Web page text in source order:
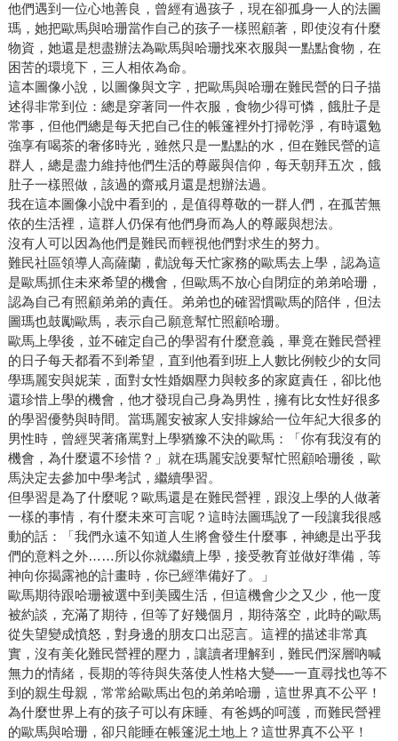
他們遇到一位心地善良，曾經有過孩子，現在卻孤身一人的法圖
瑪，她把歐馬與哈珊當作自己的孩子一樣照顧著，即使沒有什麼
物資，她還是想盡辦法為歐馬與哈珊找來衣服與一點點食物，在
困苦的環境下，三人相依為命。
這本圖像小說，以圖像與文字，把歐馬與哈珊在難民營的日子描
述得非常到位：總是穿著同一件衣服，食物少得可憐，餓肚子是
常事，但他們總是每天把自己住的帳篷裡外打掃乾淨，有時還勉
強享有喝茶的奢侈時光，雖然只是一點點的水，但在難民營的這
群人，總是盡力維持他們生活的尊嚴與信仰，每天朝拜五次，餓
肚子一樣照做，該過的齋戒月還是想辦法過。
我在這本圖像小說中看到的，是值得尊敬的一群人們，在孤苦無
依的生活裡，這群人仍保有他們身而為人的尊嚴與想法。
沒有人可以因為他們是難民而輕視他們對求生的努力。
難民社區領導人高薩蘭，勸說每天忙家務的歐馬去上學，認為這
是歐馬抓住未來希望的機會，但歐馬不放心自閉症的弟弟哈珊，
認為自己有照顧弟弟的責任。弟弟也的確習慣歐馬的陪伴，但法
圖瑪也鼓勵歐馬，表示自己願意幫忙照顧哈珊。
歐馬上學後，並不確定自己的學習有什麼意義，畢竟在難民營裡
的日子每天都看不到希望，直到他看到班上人數比例較少的女同
學瑪麗安與妮茉，面對女性婚姻壓力與較多的家庭責任，卻比他
還珍惜上學的機會，他才發現自己身為男性，擁有比女性好很多
的學習優勢與時間。當瑪麗安被家人安排嫁給一位年紀大很多的
男性時，曾經哭著痛罵對上學猶豫不決的歐馬：「你有我沒有的
機會，為什麼還不珍惜？」就在瑪麗安說要幫忙照顧哈珊後，歐
馬決定去參加中學考試，繼續學習。
但學習是為了什麼呢？歐馬還是在難民營裡，跟沒上學的人做著
一樣的事情，有什麼未來可言呢？這時法圖瑪說了一段讓我很感
動的話：「我們永遠不知道人生將會發生什麼事，神總是出乎我
們的意料之外……所以你就繼續上學，接受教育並做好準備，等
神向你揭露祂的計畫時，你已經準備好了。」
歐馬期待跟哈珊被選中到美國生活，但這機會少之又少，他一度
被約談，充滿了期待，但等了好幾個月，期待落空，此時的歐馬
從失望變成憤怒，對身邊的朋友口出惡言。這裡的描述非常真
實，沒有美化難民營裡的壓力，讓讀者理解到，難民們深層吶喊
無力的情緒，長期的等待與失落使人性格大變──一直尋找也等不
到的親生母親，常常給歐馬出包的弟弟哈珊，這世界真不公平！
為什麼世界上有的孩子可以有床睡、有爸媽的呵護，而難民營裡
的歐馬與哈珊，卻只能睡在帳篷泥土地上？這世界真不公平！